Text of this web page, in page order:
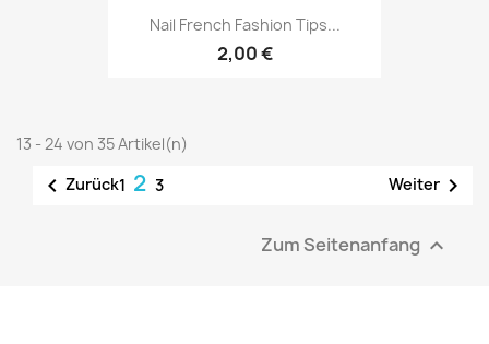
Nail French Fashion Tips...
2,00 €
13 - 24 von 35 Artikel(n)
 Zurück1 2 3 Weiter 
Zum Seitenanfang 